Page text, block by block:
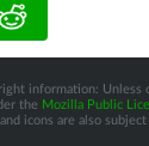
information: Unless
the Mozilla Public
icons are also